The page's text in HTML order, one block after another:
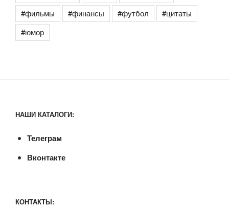
#фильмы
#финансы #футбол
#цитаты
#юмор
НАШИ КАТАЛОГИ:
Телеграм
Вконтакте
КОНТАКТЫ: